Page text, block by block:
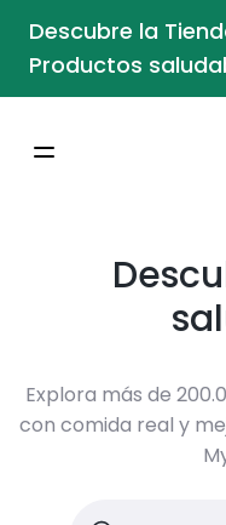
Descubre la
Productos
Explora más de
con comida real y